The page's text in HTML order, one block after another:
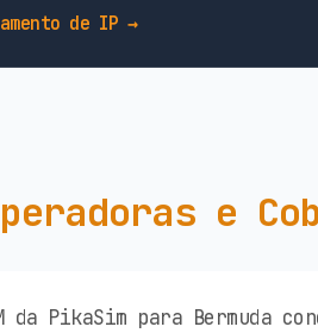
de IP →
e
da PikaSim para Bermuda